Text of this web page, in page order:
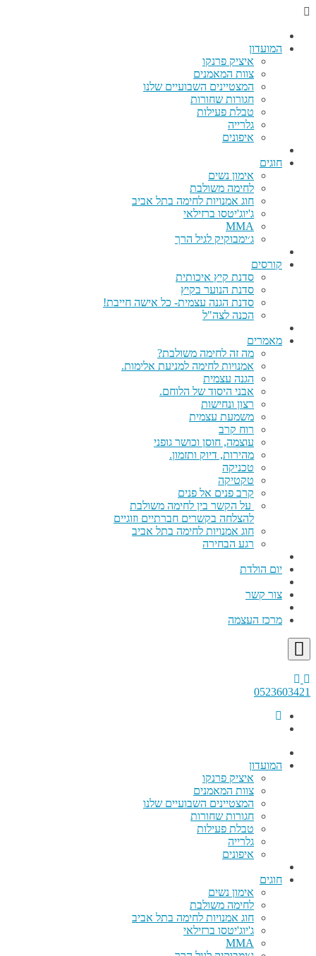
המועדון
איציק פרנקו
צוות המאמנים
המצטיינים השבועיים שלנו
חגורות שחורות
טבלת פעילות
גלרייה
איפונים
חוגים
אימון נשים
לחימה משולבת
חוג אמנויות לחימה בתל אביב
ג'יוג'יטסו ברזילאי
MMA
ג׳ימבוקיק לגיל הרך
קורסים
סדנת קיץ איכותית
סדנת הנוער בקיץ
סדנת הגנה עצמית- כל אישה חייבת!
הכנה לצה"ל
מאמרים
מה זה לחימה משולבת?
אמנויות לחימה למניעת אלימות.
הגנה עצמית
אבני היסוד של הלוחם.
רצון ונחישות
משמעת עצמית
רוח קרב
עוצמה, חוסן וכושר גופני
מהירות, דיוק ותזמון.
טכניקה
טקטיקה
קרב פנים אל פנים
על הקשר בין לחימה משולבת
להצלחה בקשרים חברתיים וזוגיים
חוג אמנויות לחימה בתל אביב
רגע הבחירה
יום הולדת
צור קשר
מרכז העצמה
0523603421
המועדון
איציק פרנקו
צוות המאמנים
המצטיינים השבועיים שלנו
חגורות שחורות
טבלת פעילות
גלרייה
איפונים
חוגים
אימון נשים
לחימה משולבת
חוג אמנויות לחימה בתל אביב
ג'יוג'יטסו ברזילאי
MMA